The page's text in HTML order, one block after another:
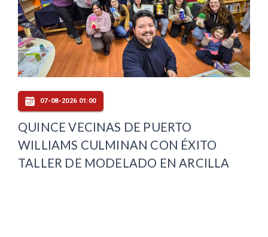
07-08-2026 01:00
QUINCE VECINAS DE PUERTO
WILLIAMS CULMINAN CON ÉXITO
TALLER DE MODELADO EN ARCILLA